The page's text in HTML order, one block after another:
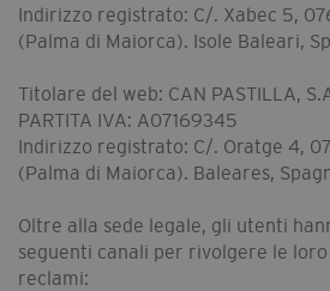
Indirizzo registrato: C/. Xabec 5,
(Palma di Maiorca). Isole Baleari,
Titolare del web: CAN PASTILLA,
PARTITA IVA: A07169345
Indirizzo registrato: C/. Oratge 4,
(Palma di Maiorca). Baleares,
Oltre alla sede legale, gli utenti
seguenti canali per rivolgere le
reclami: